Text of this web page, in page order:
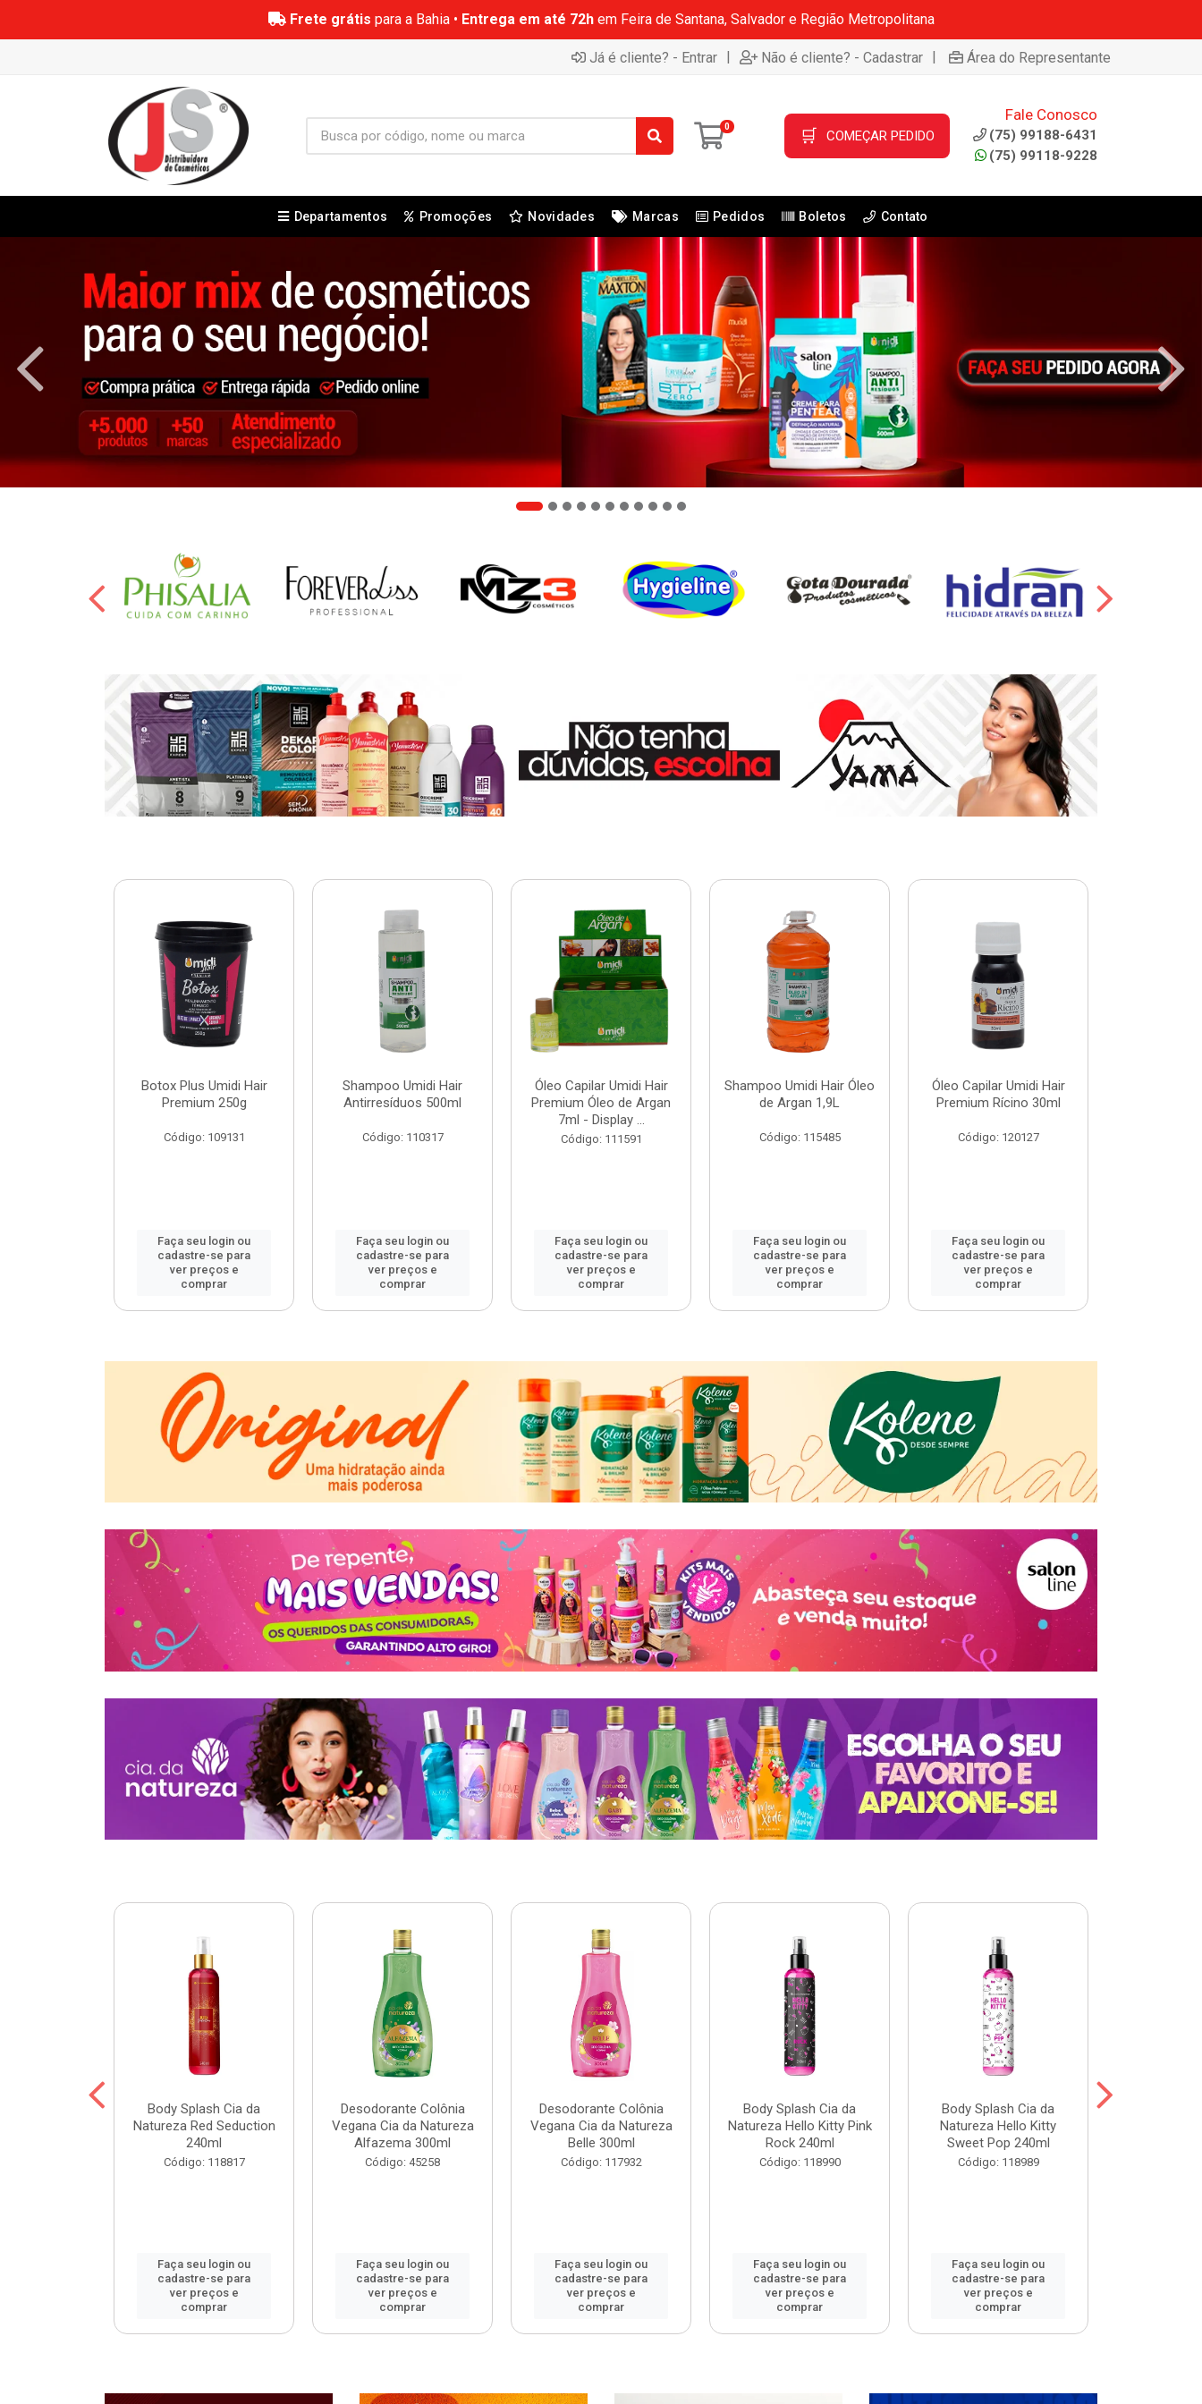
Frete grátis para a Bahia • Entrega em até 72hem Feira de Santana, Salvador e Região Metropolitana
Já é cliente? - Entrar | Não é cliente? - Cadastrar | Área do Representante
0 🛒 COMEÇAR PEDIDO
Fale Conosco
(75) 99188-6431
(75) 99118-9228
Departamentos Promoções Novidades Marcas Pedidos Boletos Contato
Botox Plus Umidi Hair
Premium 250g
Código: 109131
Faça seu login ou
cadastre-se para
ver preços e
comprar
Shampoo Umidi Hair
Antirresíduos 500ml
Código: 110317
Faça seu login ou
cadastre-se para
ver preços e
comprar
Óleo Capilar Umidi Hair
Premium Óleo de Argan
7ml - Display ...
Código: 111591
Faça seu login ou
cadastre-se para
ver preços e
comprar
Shampoo Umidi Hair Óleo
de Argan 1,9L
Código: 115485
Faça seu login ou
cadastre-se para
ver preços e
comprar
Óleo Capilar Umidi Hair
Premium Rícino 30ml
Código: 120127
Faça seu login ou
cadastre-se para
ver preços e
comprar
Body Splash Cia da
Natureza Red Seduction
240ml
Código: 118817
Faça seu login ou
cadastre-se para
ver preços e
comprar
Desodorante Colônia
Vegana Cia da Natureza
Alfazema 300ml
Código: 45258
Faça seu login ou
cadastre-se para
ver preços e
comprar
Desodorante Colônia
Vegana Cia da Natureza
Belle 300ml
Código: 117932
Faça seu login ou
cadastre-se para
ver preços e
comprar
Body Splash Cia da
Natureza Hello Kitty Pink
Rock 240ml
Código: 118990
Faça seu login ou
cadastre-se para
ver preços e
comprar
Body Splash Cia da
Natureza Hello Kitty
Sweet Pop 240ml
Código: 118989
Faça seu login ou
cadastre-se para
ver preços e
comprar